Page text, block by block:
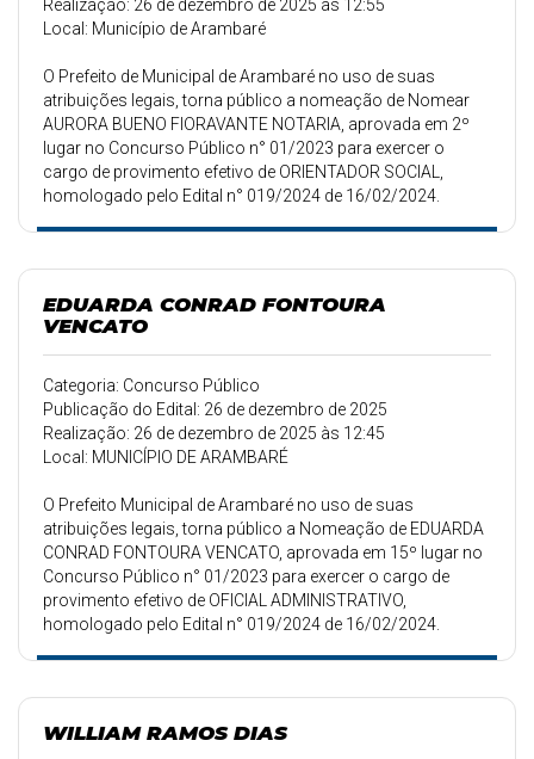
Realização: 26 de dezembro de 2025 às 12:55
Local: Município de Arambaré
O Prefeito de Municipal de Arambaré no uso de suas
atribuições legais, torna público a nomeação de Nomear
AURORA BUENO FIORAVANTE NOTARIA, aprovada em 2º
lugar no Concurso Público n° 01/2023 para exercer o
cargo de provimento efetivo de ORIENTADOR SOCIAL,
homologado pelo Edital n° 019/2024 de 16/02/2024.
EDUARDA CONRAD FONTOURA
VENCATO
Categoria: Concurso Público
Publicação do Edital: 26 de dezembro de 2025
Realização: 26 de dezembro de 2025 às 12:45
Local: MUNICÍPIO DE ARAMBARÉ
O Prefeito Municipal de Arambaré no uso de suas
atribuições legais, torna público a Nomeação de EDUARDA
CONRAD FONTOURA VENCATO, aprovada em 15º lugar no
Concurso Público n° 01/2023 para exercer o cargo de
provimento efetivo de OFICIAL ADMINISTRATIVO,
homologado pelo Edital n° 019/2024 de 16/02/2024.
WILLIAM RAMOS DIAS